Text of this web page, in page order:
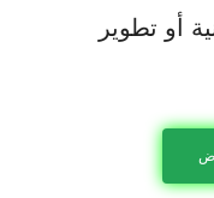
أو تطوير